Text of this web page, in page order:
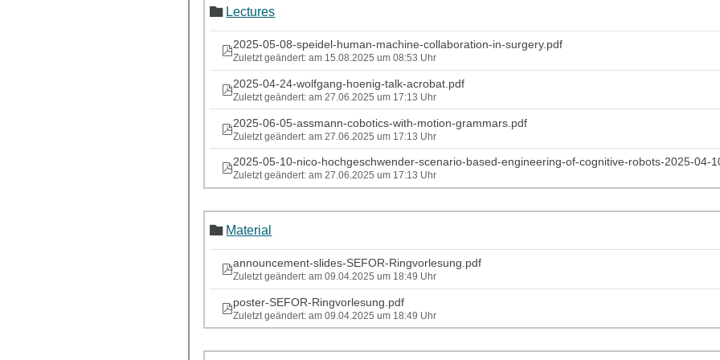
Lectures
2025-05-08-speidel-human-machine-collaboration-in-surgery.pdf
Zuletzt geändert: am 15.08.2025 um 08:53 Uhr
2025-04-24-wolfgang-hoenig-talk-acrobat.pdf
Zuletzt geändert: am 27.06.2025 um 17:13 Uhr
2025-06-05-assmann-cobotics-with-motion-grammars.pdf
Zuletzt geändert: am 27.06.2025 um 17:13 Uhr
2025-05-10-nico-hochgeschwender-scenario-based-engineering-of-cognitive-robots-2025-04-
Zuletzt geändert: am 27.06.2025 um 17:13 Uhr
Material
announcement-slides-SEFOR-Ringvorlesung.pdf
Zuletzt geändert: am 09.04.2025 um 18:49 Uhr
poster-SEFOR-Ringvorlesung.pdf
Zuletzt geändert: am 09.04.2025 um 18:49 Uhr